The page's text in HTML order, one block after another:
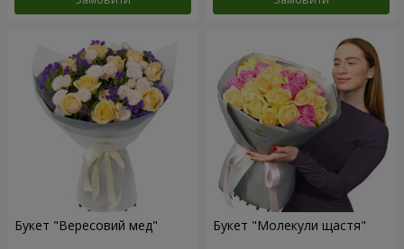
Букет "Вересовий мед" Букет "Молекули щастя"